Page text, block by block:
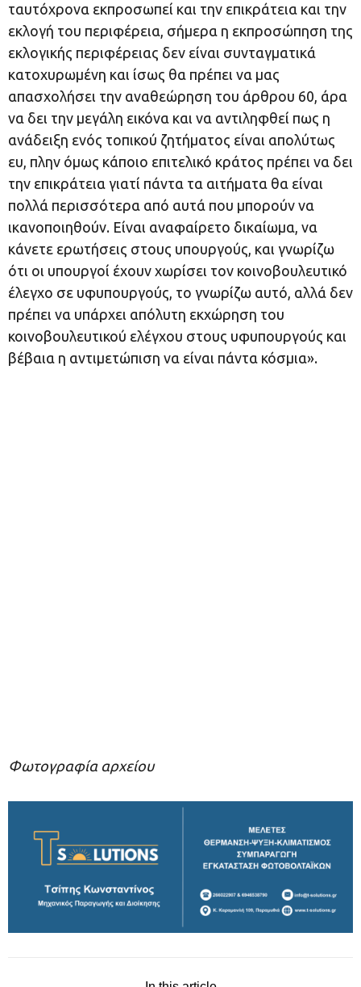
ταυτόχρονα εκπροσωπεί και την επικράτεια και την
εκλογή του περιφέρεια, σήμερα η εκπροσώπηση της
εκλογικής περιφέρειας δεν είναι συνταγματικά
κατοχυρωμένη και ίσως θα πρέπει να μας
απασχολήσει την αναθεώρηση του άρθρου 60, άρα
να δει την μεγάλη εικόνα και να αντιληφθεί πως η
ανάδειξη ενός τοπικού ζητήματος είναι απολύτως
ευ, πλην όμως κάποιο επιτελικό κράτος πρέπει να δει
την επικράτεια γιατί πάντα τα αιτήματα θα είναι
πολλά περισσότερα από αυτά που μπορούν να
ικανοποιηθούν. Είναι αναφαίρετο δικαίωμα, να
κάνετε ερωτήσεις στους υπουργούς, και γνωρίζω
ότι οι υπουργοί έχουν χωρίσει τον κοινοβουλευτικό
έλεγχο σε υφυπουργούς, το γνωρίζω αυτό, αλλά δεν
πρέπει να υπάρχει απόλυτη εκχώρηση του
κοινοβουλευτικού ελέγχου στους υφυπουργούς και
βέβαια η αντιμετώπιση να είναι πάντα κόσμια».
Φωτογραφία αρχείου